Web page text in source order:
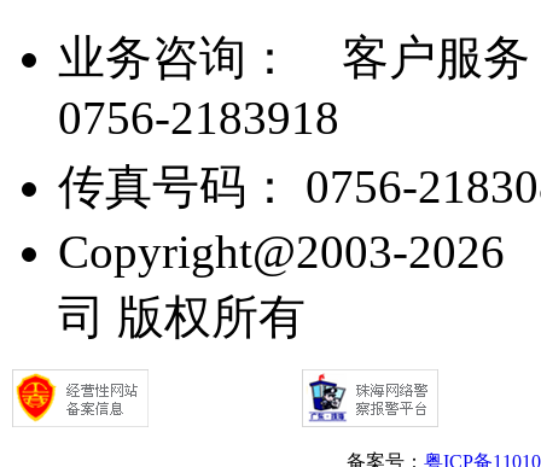
业务咨询：
客户服务
0756-2183918
传真号码： 0756-
Copyright@2003-
司 版权所有
备案号： 粤ICP备